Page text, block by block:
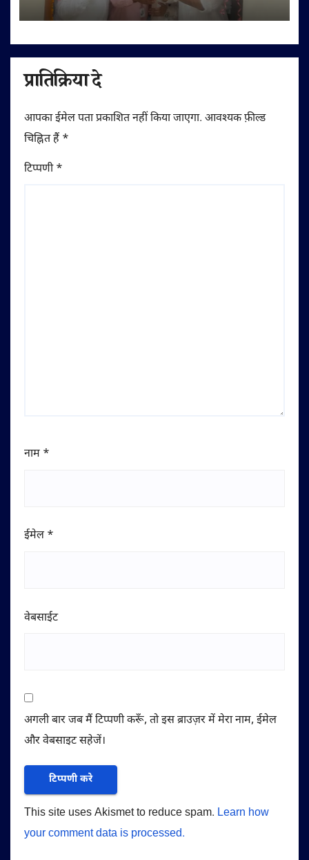
प्रातिक्रिया दे
आपका ईमेल पता प्रकाशित नहीं किया जाएगा. आवश्यक फ़ील्ड
चिह्नित हैं *
टिप्पणी*
नाम *
ईमेल *
वेबसाईट
अगली बार जब मैं टिप्पणी करूँ, तो इस ब्राउज़र में मेरा नाम, ईमेल
और वेबसाइट सहेजें।
This site uses Akismet to reduce spam. Learn how
your comment data is processed.